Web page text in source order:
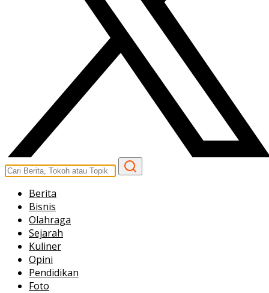
Berita
Bisnis
Olahraga
Sejarah
Kuliner
Opini
Pendidikan
Foto